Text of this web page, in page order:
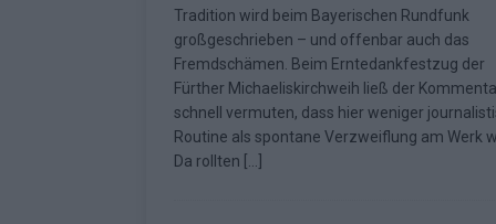
[ Juni 2026 ] Neue Themenwelt,
Highlights EXTRA
[ Mai 2026 ] DARA gewinnt
Fazit zum ESC 2026 KOMMENTAR
Tradition wird beim Bayerischen Rundfunk
großgeschrieben – und offenbar auch das
Fremdschämen. Beim Erntedankfestzug der
Fürther Michaeliskirchweih ließ der
schnell vermuten, dass hier weniger
Routine als spontane Verzweiflung am Werk
Da rollten